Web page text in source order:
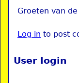
Groeten van
Log in to post
User login